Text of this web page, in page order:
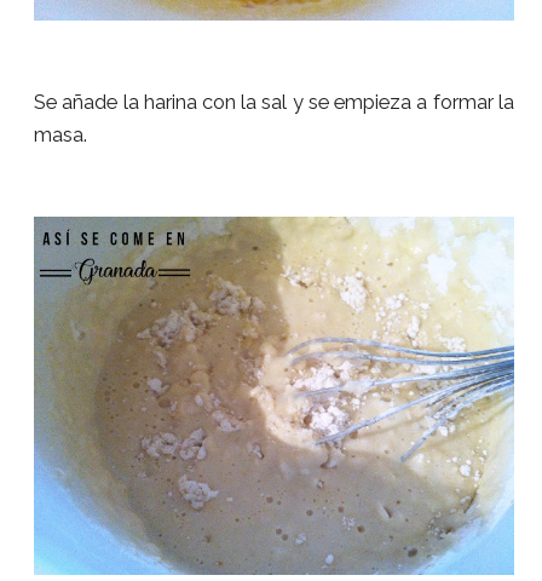
Se añade la harina con la sal y se empieza a formar la
masa.